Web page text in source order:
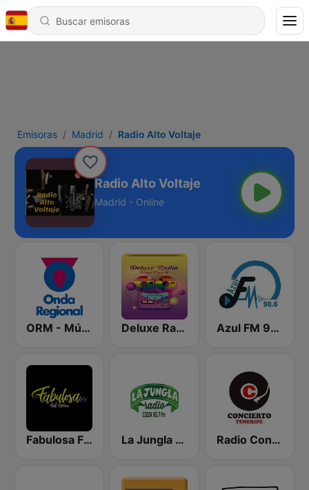
Emisoras Madrid Radio Alto Voltaje
Radio Alto Voltaje
Madrid - Online
ORM - Música Deluxe Radio - Pop Con Ñ Azul FM 98.6 Región de Murcia
Fabulosa FM La Jungla Radio Cieza Radio Concierto Tenerife